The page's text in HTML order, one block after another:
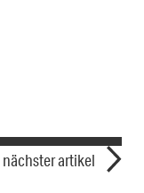
nächster artikel